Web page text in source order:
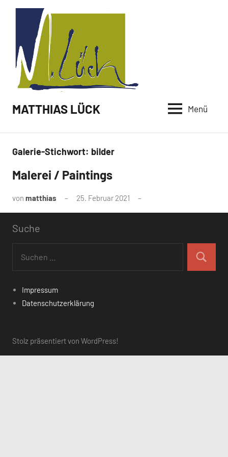
MATTHIAS LÜCK Menü
Galerie-Stichwort: bilder
Malerei / Paintings
von matthias 25. Februar 2021
Suche
nach:
Suchen
Impressum
Datenschutzerklärung
Stolz präsentiert von WordPress!